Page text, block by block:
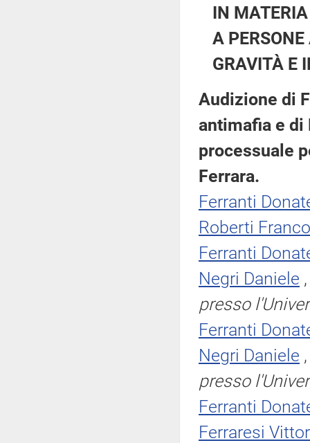
IN
A
GRAVITÀ E
Audizione di
antimafia e di
processuale
Ferrara.
Ferranti
Roberti Franco
Ferranti
Negri Daniele
presso
Ferranti
Negri Daniele
presso
Ferranti
Ferraresi